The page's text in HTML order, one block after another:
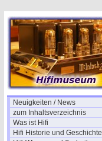
Neuigkeiten / News
zum Inhaltsverzeichnis
Was ist Hifi
Hifi Historie und Geschichte